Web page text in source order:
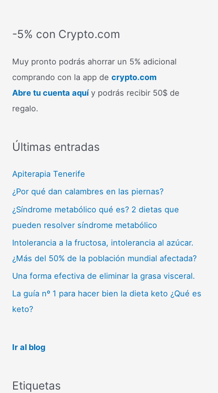
-5% con Crypto.com
Muy pronto podrás ahorrar un 5% adicional
comprando con la app decrypto.com
Abre tu cuenta aquíy podrás recibir 50$ de
regalo.
Últimas entradas
Apiterapia Tenerife
¿Por qué dan calambres en las piernas?
¿Síndrome metabólico qué es? 2 dietas que
pueden resolver síndrome metabólico
Intolerancia a la fructosa, intolerancia al azúcar.
¿Más del 50% de la población mundial afectada?
Una forma efectiva de eliminar la grasa visceral.
La guía nº 1 para hacer bien la dieta keto ¿Qué es
keto?
Ir al blog
Etiquetas